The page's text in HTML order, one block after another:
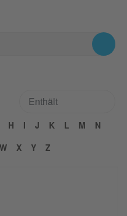
H I J K L M
N
W X Y Z